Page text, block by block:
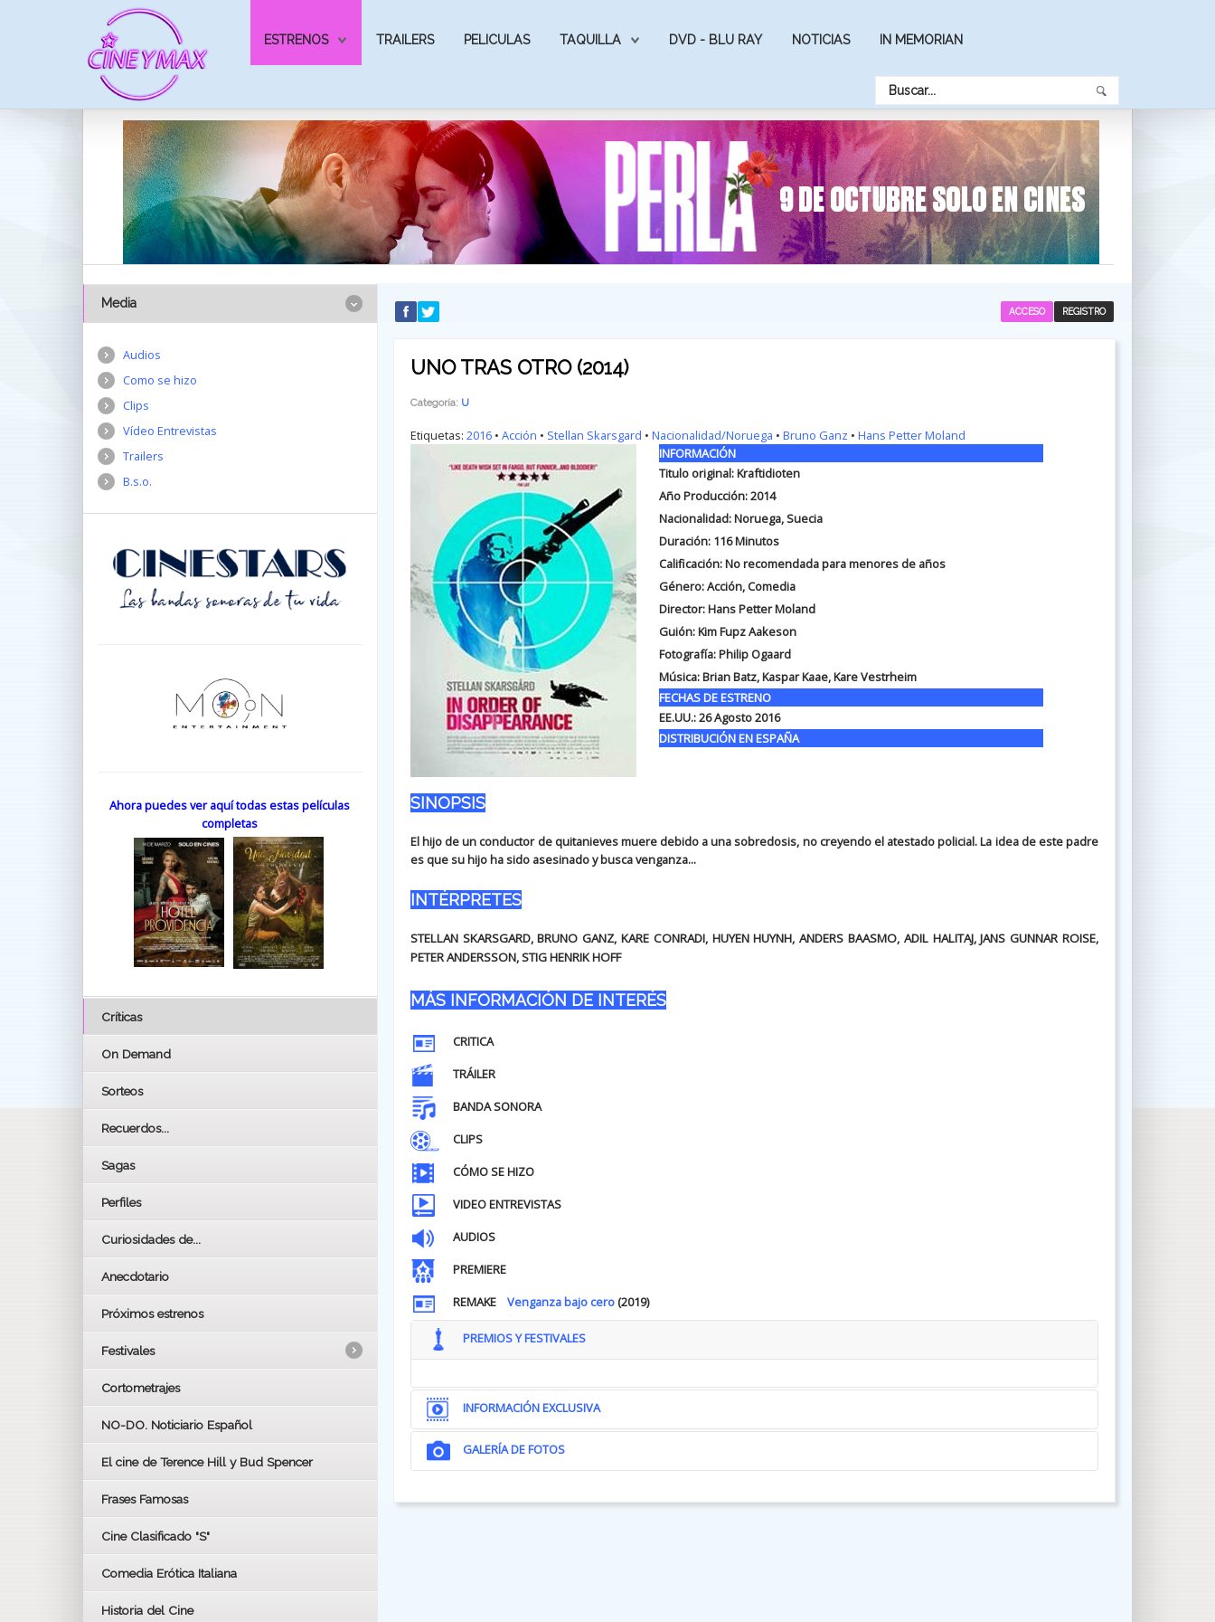
ESTRENOS TRAILERS PELICULAS TAQUILLA DVD - BLU RAY NOTICIAS IN MEMORIAN
REGISTRO
ACCESO
UNO TRAS OTRO (2014)
Categoría: U
Etiquetas: 2016• Acción • Stellan Skarsgard • Nacionalidad/Noruega • Bruno Ganz • Hans Petter Moland
INFORMACIÓN
Titulo original:Kraftidioten
Año Producción: 2014
Nacionalidad: Noruega, Suecia
Duración: 116 Minutos
Calificación: No recomendada para menores de años
Género: Acción, Comedia
Director: Hans Petter Moland
Guión:Kim Fupz Aakeson
Fotografía:Philip Ogaard
Música:Brian Batz, Kaspar Kaae, Kare Vestrheim
FECHAS DE ESTRENO
EE.UU.: 26 Agosto 2016
DISTRIBUCIÓN EN ESPAÑA
SINOPSIS
El hijo de un conductor de quitanieves muere debido a una sobredosis, no creyendo el atestado policial. La idea de este padre
es que su hijo ha sido asesinado y busca venganza...
INTÉRPRETES
STELLAN SKARSGARD, BRUNO GANZ, KARE CONRADI, HUYEN HUYNH, ANDERS BAASMO, ADIL HALITAJ, JANS GUNNAR ROISE,
PETER ANDERSSON, STIG HENRIK HOFF
MÁS INFORMACIÓN DE INTERÉS
CRITICA
TRÁILER
BANDA SONORA
CLIPS
CÓMO SE HIZO
VIDEO ENTREVISTAS
AUDIOS
PREMIERE
REMAKE Venganza bajo cero(2019)
PREMIOS Y FESTIVALES
INFORMACIÓN EXCLUSIVA
GALERÍA DE FOTOS
Media
Audios
Como se hizo
Clips
Vídeo Entrevistas
Trailers
B.s.o.
Ahora puedes ver aquí todas estas películas
completas
Críticas
On Demand
Sorteos
Recuerdos...
Sagas
Perfiles
Curiosidades de...
Anecdotario
Próximos estrenos
Festivales
LOS OSCARS
BAFTA
Cortometrajes
NO-DO. Noticiario Español
El cine de Terence Hill y Bud Spencer
Frases Famosas
Cine Clasificado "S"
Comedia Erótica Italiana
Historia del Cine